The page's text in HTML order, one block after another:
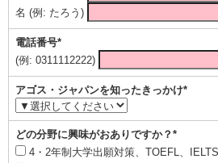
名 (例: たろう)
電話番号*
(例: 0311112222)
アゴス・ジャパンを知ったきっかけ*
どの分野に興味がおありですか？*
4・2年制大学出願対策、TOEFL、